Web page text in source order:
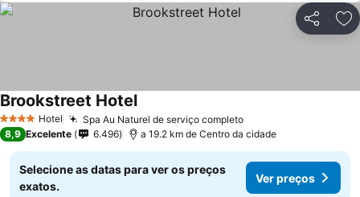
Partilhar
4 EstrelasHotel Spa Au Naturel de serviço completo
Brookstreet Hotel
8,9 Excelente 6.496 a 19.2 km de Centro da cidade
Selecione as datas para ver os preços
exatos.
Ver preços